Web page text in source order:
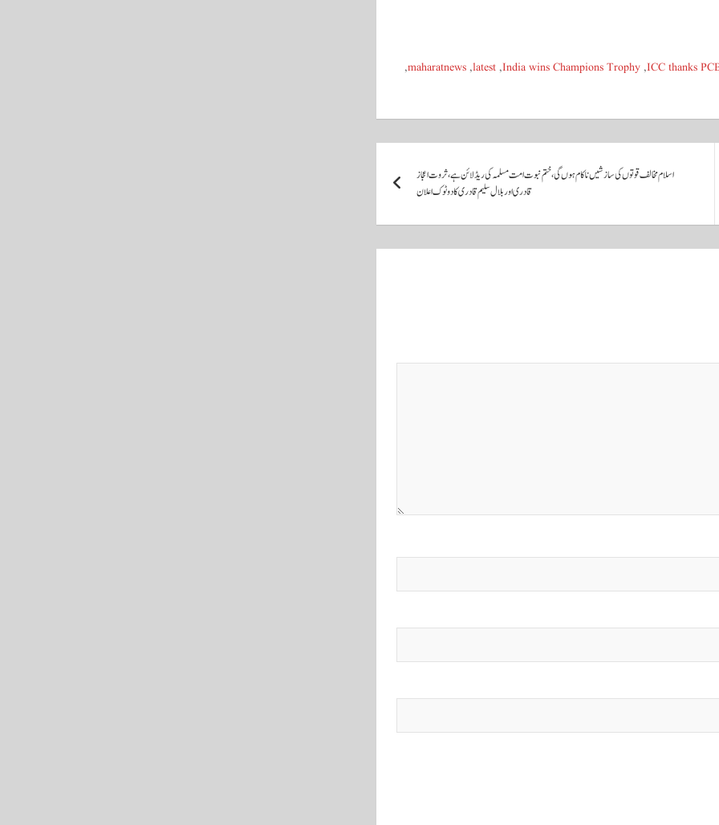
ICC thanks
,
India wins Champions Trophy
,
latest
,
maharatnews
,
اسلام مخالف قوتوں کی سازشیں ناکام ہوں گی، ختم نبوت امت مسلمہ کی ریڈ لائن ہے، ثروت اعجاز
قادری اور بلال سلیم قادری کا دوٹوک اعلان